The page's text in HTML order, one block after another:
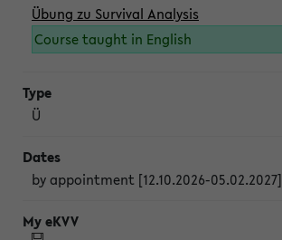
Übung zu Survival Analysis
Course taught in English
Ü
by appointment [12.10.2026-05.02.2027]